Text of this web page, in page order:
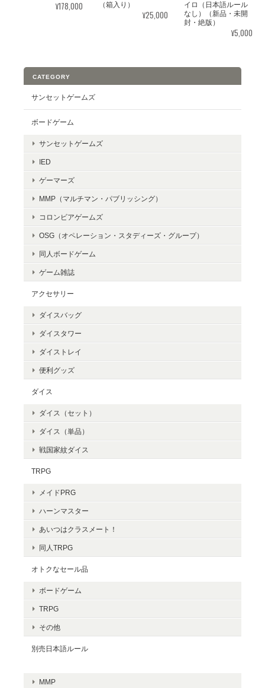
¥178,000 （箱入り）
¥25,000
イロ（日本語ルール
なし）（新品・未開
封・絶版）
¥5,000
CATEGORY
サンセットゲームズ
ボードゲーム
サンセットゲームズ
IED
ゲーマーズ
MMP（マルチマン・パブリッシング）
コロンビアゲームズ
OSG（オペレーション・スタディーズ・グループ）
同人ボードゲーム
ゲーム雑誌
アクセサリー
ダイスバッグ
ダイスタワー
ダイストレイ
便利グッズ
ダイス
ダイス（セット）
ダイス（単品）
戦国家紋ダイス
TRPG
メイドPRG
ハーンマスター
あいつはクラスメート！
同人TRPG
オトクなセール品
ボードゲーム
TRPG
その他
別売日本語ルール
MMP